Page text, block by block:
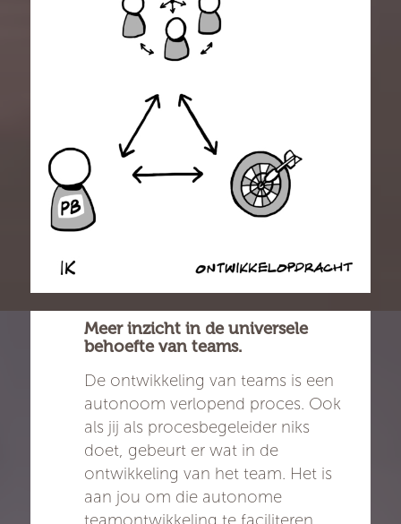
Meer inzicht in de universele
behoefte van teams.
De ontwikkeling van teams is een
autonoom verlopend proces. Ook
als jij als procesbegeleider niks
doet, gebeurt er wat in de
ontwikkeling van het team. Het is
aan jou om die autonome